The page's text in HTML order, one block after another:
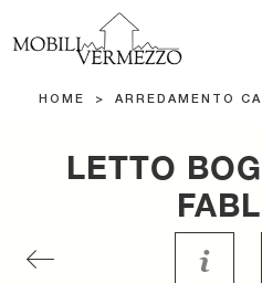
HOME > ARREDAMENTO
LETTO